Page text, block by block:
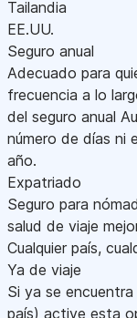
Tailandia
EE.UU.
Seguro anual
Adecuado para
frecuencia a lo
del seguro anual
número de días ni
año.
Expatriado
Seguro para
salud de viaje
Cualquier país,
Ya de viaje
Si ya se
país) active esta